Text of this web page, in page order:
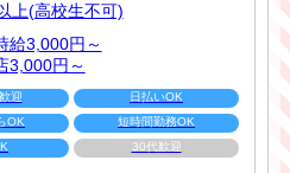
上(高校生不可)
給3,000円～
3,000円～
迎
日払いOK
OK
短時間勤務OK
30代歓迎